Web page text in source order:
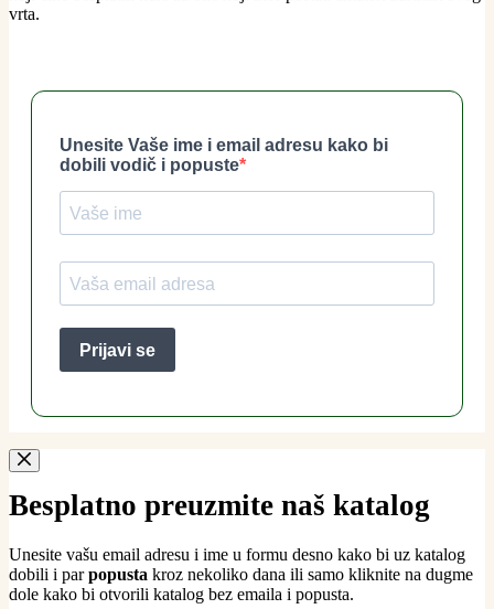
vrta.
Besplatno preuzmite naš katalog
Unesite vašu email adresu i ime u formu desno kako bi uz katalog
dobili i parpopusta kroz nekoliko dana ili samo kliknite na dugme
dole kako bi otvorili katalog bez emaila i popusta.